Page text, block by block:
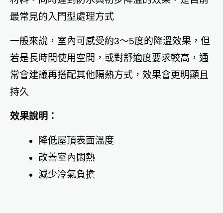
最常見的入門型處理方式
一般來說，室內可感受約3～5度的降溫效果，但
若是長時間使用空間，或對舒適度要求較高，通
常會建議再搭配其他隔熱方式，效果會更明顯且
持久
效果說明：
降低屋頂表面溫度
改善室內悶熱
減少冷氣負擔